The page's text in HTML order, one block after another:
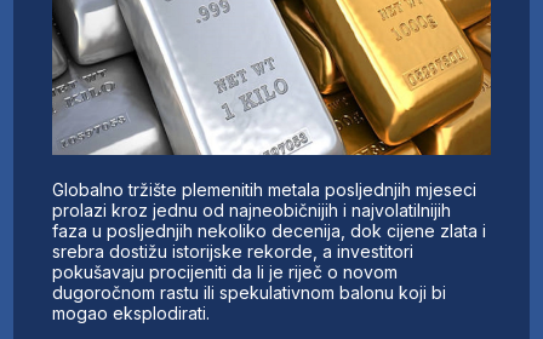
KONTAKT
Globalno tržište plemenitih metala posljednjih mjeseci
prolazi kroz jednu od najneobičnijih i najvolatilnijih
faza u posljednjih nekoliko decenija, dok cijene zlata i
srebra dostižu istorijske rekorde, a investitori
pokušavaju procijeniti da li je riječ o novom
dugoročnom rastu ili spekulativnom balonu koji bi
mogao eksplodirati.